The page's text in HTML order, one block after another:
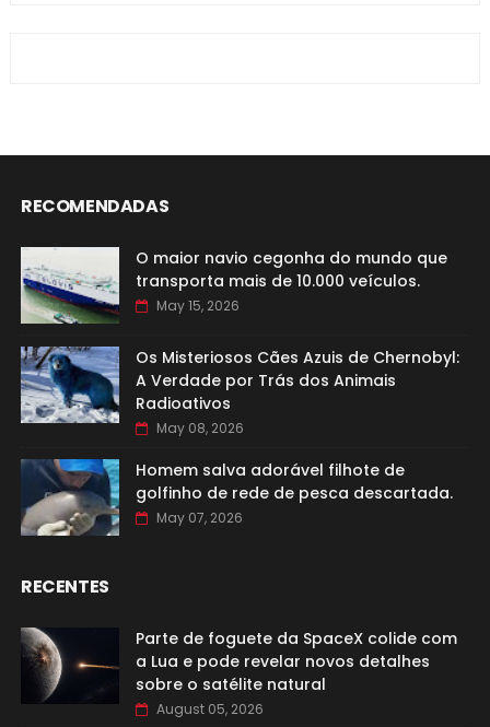
RECOMENDADAS
O maior navio cegonha do mundo que
transporta mais de 10.000 veículos.
May 15, 2026
Os Misteriosos Cães Azuis de Chernobyl:
A Verdade por Trás dos Animais
Radioativos
May 08, 2026
Homem salva adorável filhote de
golfinho de rede de pesca descartada.
May 07, 2026
RECENTES
Parte de foguete da SpaceX colide com
a Lua e pode revelar novos detalhes
sobre o satélite natural
August 05, 2026